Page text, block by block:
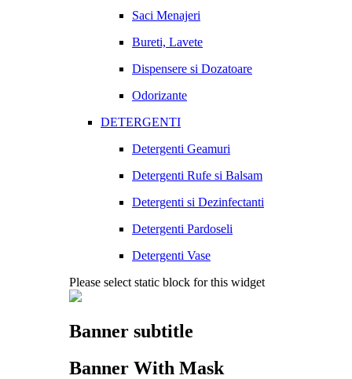
Saci Menajeri
Bureti, Lavete
Dispensere si Dozatoare
Odorizante
DETERGENTI
Detergenti Geamuri
Detergenti Rufe si Balsam
Detergenti si Dezinfectanti
Detergenti Pardoseli
Detergenti Vase
Please select static block for this widget
Banner subtitle
Banner With Mask